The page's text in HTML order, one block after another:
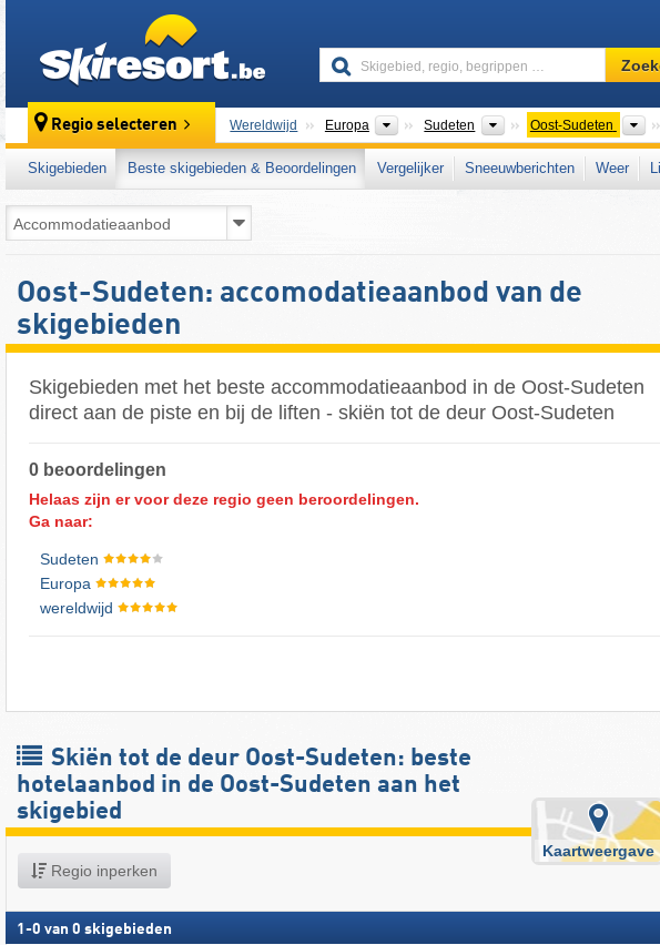
regio,
…
Zoeken
Regio selecteren Wereldwijd Europa Continenten
Sudeten Bergketens
Oost-Sudeten
Skigebieden Beste skigebieden & Beoordelingen Vergelijker Sneeuwberichten Weer
Oost-Sudeten: accomodatieaanbod van de
skigebieden
Skigebieden met het beste accommodatieaanbod in de Oost-Sudeten
direct aan de piste en bij de liften - skiën tot de deur Oost-Sudeten
0 beoordelingen
Helaas zijn er voor deze regio geen beroordelingen.
Ga naar:
Sudeten
Europa
wereldwijd
Skiën tot de deur Oost-Sudeten: beste
hotelaanbod in de Oost-Sudeten aan het
skigebied
Regio inperken
Kaartweergave
1 -0 van 0 skigebieden